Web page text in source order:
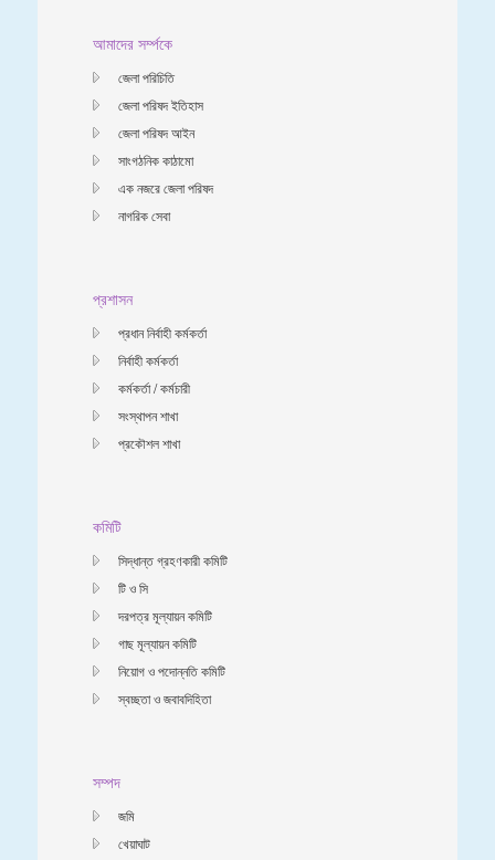
আমাদের সর্ম্পকে
জেলা পরিচিতি
জেলা পরিষদ ইতিহাস
জেলা পরিষদ আইন
সাংগঠনিক কাঠামো
এক নজরে জেলা পরিষদ
নাগরিক সেবা
প্রশাসন
প্রধান নির্বাহী কর্মকর্তা
নির্বাহী কর্মকর্তা
কর্মকর্তা / কর্মচারী
সংস্থাপন শাখা
প্রকৌশল শাখা
কমিটি
সিদ্ধান্ত গ্রহণকারী কমিটি
টি ও সি
দরপত্র মূল্যায়ন কমিটি
গাছ মূল্যায়ন কমিটি
নিয়োগ ও পদোন্নতি কমিটি
স্বচ্ছতা ও জবাবদিহিতা
সম্পদ
জমি
খেয়াঘাট